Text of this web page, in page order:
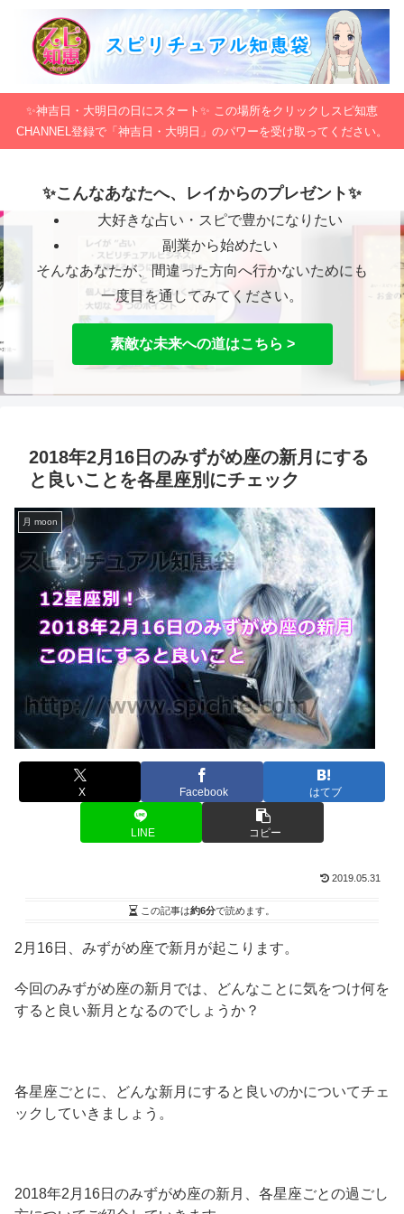
✨神吉日・大明日の日にスタート✨ この場所をクリックしスピ知恵
CHANNEL登録で「神吉日・大明日」のパワーを受け取ってください。
✨こんなあなたへ、レイからのプレゼント✨
大好きな占い・スピで豊かになりたい
副業から始めたい
そんなあなたが、間違った方向へ行かないためにも
一度目を通してみてください。
素敵な未来への道はこちら >
2018年2月16日のみずがめ座の新月にする
と良いことを各星座別にチェック
月 moon
X Facebook はてブ
LINE コピー
2019.05.31
この記事は約6分で読めます。
2月16日、みずがめ座で新月が起こります。
今回のみずがめ座の新月では、どんなことに気をつけ何を
すると良い新月となるのでしょうか？
各星座ごとに、どんな新月にすると良いのかについてチェ
ックしていきましょう。
2018年2月16日のみずがめ座の新月、各星座ごとの過ごし